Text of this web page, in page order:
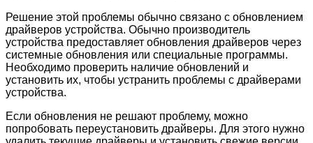
Решение этой проблемы обычно связано с обновлением
драйверов устройства. Обычно производитель
устройства предоставляет обновления драйверов через
системные обновления или специальные программы.
Необходимо проверить наличие обновлений и
установить их, чтобы устранить проблемы с драйверами
устройства.
Если обновления не решают проблему, можно
попробовать переустановить драйверы. Для этого нужно